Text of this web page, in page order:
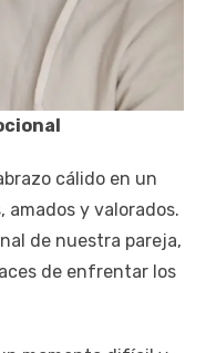
cálido en un
amados y valorados.
de nuestra pareja,
de enfrentar los